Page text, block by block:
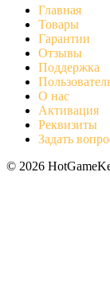
Главная
Товары
Гарантии
Отзывы
Поддержка
О нас
Активация
Реквизиты
Задать
© 2026